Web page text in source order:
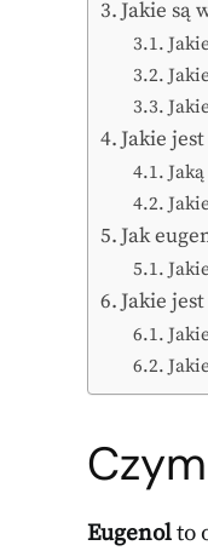
Jakie są
Jakie
Jak
Jakie
Eugenolto